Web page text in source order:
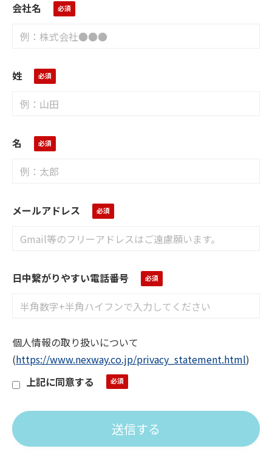
会社名
姓
名
メールアドレス
日中繋がりやすい電話番号
個人情報の取り扱いについて
(https://www.nexway.co.jp/privacy_statement.html)
上記に同意する